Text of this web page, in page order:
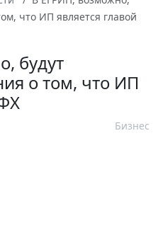
что ИП является главой
будут
о том, что ИП
Бизнес